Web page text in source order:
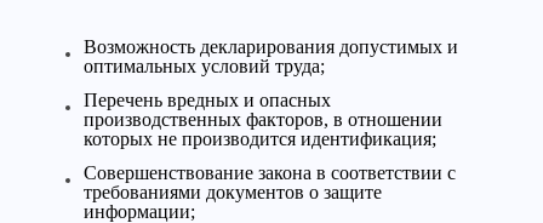
Возможность декларирования допустимых и
оптимальных условий труда;
Перечень вредных и опасных
производственных факторов, в отношении
которых не производится идентификация;
Совершенствование закона в соответствии с
требованиями документов о защите
информации;